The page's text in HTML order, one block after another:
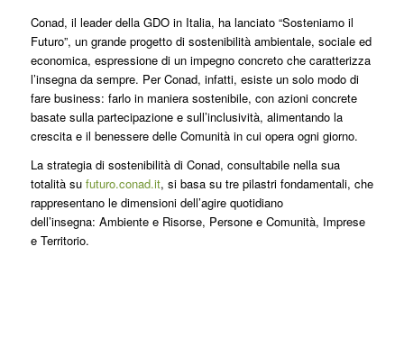
Conad, il leader della GDO in Italia, ha lanciato “Sosteniamo il
Futuro”, un grande progetto di sostenibilità ambientale, sociale ed
economica, espressione di un impegno concreto che caratterizza
l’insegna da sempre. Per Conad, infatti, esiste un solo modo di
fare business: farlo in maniera sostenibile, con azioni concrete
basate sulla partecipazione e sull’inclusività, alimentando la
crescita e il benessere delle Comunità in cui opera ogni giorno.
La strategia di sostenibilità di Conad, consultabile nella sua
totalità su futuro.conad.it, si basa su tre pilastri fondamentali, che
rappresentano le dimensioni dell’agire quotidiano
dell’insegna: Ambiente e Risorse, Persone e Comunità, Imprese
e Territorio.